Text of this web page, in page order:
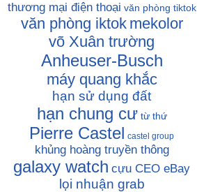
thương mại điện thoại văn phòng tiktok
văn phòng iktok mekolor
võ Xuân trường
Anheuser-Busch
máy quang khắc
hạn sử dụng đất
hạn chung cư từ thứ
Pierre Castel castel group
khủng hoàng truyền thông
galaxy watch cựu CEO eBay
lọi nhuận grab